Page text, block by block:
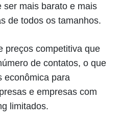
ser mais barato e mais
de todos os tamanhos.
preços competitiva que
de contatos, o que
econômica para
e empresas com
limitados.